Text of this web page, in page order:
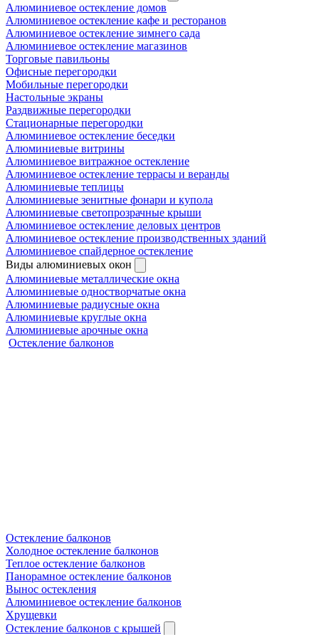
Алюминиевое остекление домов
Алюминиевое остекление кафе и ресторанов
Алюминиевое остекление зимнего сада
Алюминиевое остекление магазинов
Торговые павильоны
Офисные перегородки
Мобильные перегородки
Настольные экраны
Раздвижные перегородки
Стационарные перегородки
Алюминиевое остекление беседки
Алюминиевые витрины
Алюминиевое витражное остекление
Алюминиевое остекление террасы и веранды
Алюминиевые теплицы
Алюминиевые зенитные фонари и купола
Алюминиевые светопрозрачные крыши
Алюминиевое остекление деловых центров
Алюминиевое остекление производственных зданий
Алюминиевое спайдерное остекление
Виды алюминиевых окон
Алюминиевые металлические окна
Алюминиевые одностворчатые окна
Алюминиевые радиусные окна
Алюминиевые круглые окна
Алюминиевые арочные окна
Остекление балконов
Остекление балконов
Холодное остекление балконов
Теплое остекление балконов
Панорамное остекление балконов
Вынос остекления
Алюминиевое остекление балконов
Хрущевки
Остекление балконов с крышей